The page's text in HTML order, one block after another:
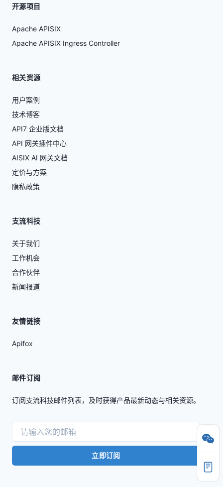
开源项目
Apache APISIX
Apache APISIX Ingress Controller
相关资源
用户案例
技术博客
API7 企业版文档
API 网关插件中心
AISIX AI 网关文档
定价与方案
隐私政策
支流科技
关于我们
工作机会
合作伙伴
新闻报道
友情链接
Apifox
邮件订阅
订阅支流科技邮件列表，及时获得产品最新动态与相关资源。
立即订阅